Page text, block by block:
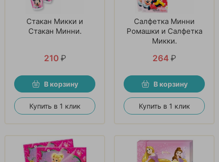
Стакан Микки и
Стакан Минни.
210 ₽
В корзину
Купить в 1 клик
Салфетка Минни
Ромашки и Салфетка
Микки.
264 ₽
В корзину
Купить в 1 клик